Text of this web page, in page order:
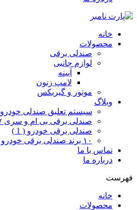
خانه
محصولات
صندلی برقی
لوازم جانبی
آیینه
لامپ زنون
موتور و گیربکس
وبلاگ
سیستم تعلیق صندلی خودرو
صندلی برقی بی ام و سری ۷
صندلی برقی خودرو ( 1 )
۱۰ برند صندلی برقی خودرو جهان
تماس با ما
درباره ما
فهرست
خانه
محصولات